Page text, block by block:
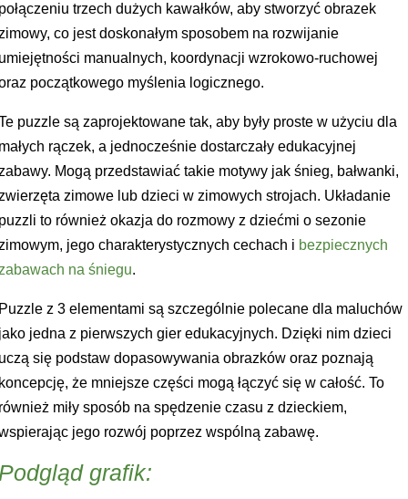
trzech dużych kawałków, aby stworzyć obrazek
co jest doskonałym sposobem na rozwijanie
manualnych, koordynacji wzrokowo-ruchowej
początkowego myślenia logicznego.
puzzle są zaprojektowane tak, aby były proste w użyciu dla
rączek, a jednocześnie dostarczały edukacyjnej
Mogą przedstawiać takie motywy jak śnieg, bałwanki,
zimowe lub dzieci w zimowych strojach. Układanie
to również okazja do rozmowy z dziećmi o sezonie
jego charakterystycznych cechach i bezpiecznych
na śniegu.
z 3 elementami są szczególnie polecane dla maluchów
jedna z pierwszych gier edukacyjnych. Dzięki nim dzieci
się podstaw dopasowywania obrazków oraz poznają
że mniejsze części mogą łączyć się w całość. To
miły sposób na spędzenie czasu z dzieckiem,
jego rozwój poprzez wspólną zabawę.
grafik: